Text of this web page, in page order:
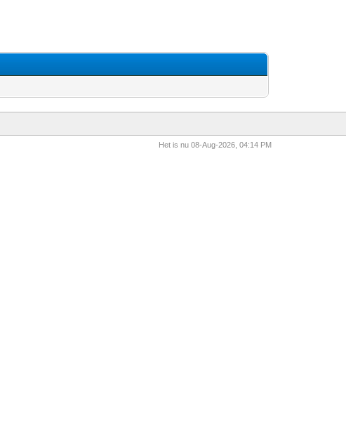
Het is nu 08-Aug-2026, 04:14 PM